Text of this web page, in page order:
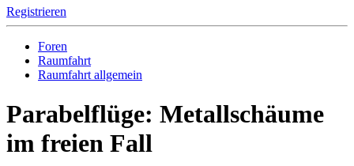
Registrieren
Foren
Raumfahrt
Raumfahrt allgemein
Parabelflüge: Metallschäume
im freien Fall